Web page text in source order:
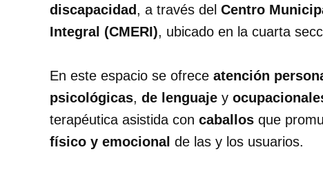
discapacidad, a través del Centro
Integral (CMERI), ubicado en la cuarta
En este espacio se ofrece atención
psicológicas, de lenguaje y
terapéutica asistida con caballos que
físico y emocional de las y los usuarios.